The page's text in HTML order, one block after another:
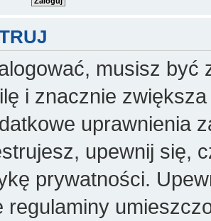
musisz być
i znacznie
uprawnienia
upewnij się,
prywatności.
regulaminy